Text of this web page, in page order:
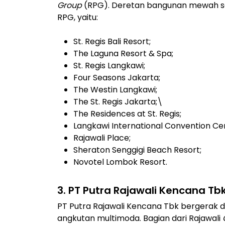
Group(RPG). Deretan bangunan mewah
RPG, yaitu:
St. Regis Bali Resort;
The Laguna Resort & Spa;
St. Regis Langkawi;
Four Seasons Jakarta;
The Westin Langkawi;
The St. Regis Jakarta;\
The Residences at St. Regis;
Langkawi International Convention
Rajawali Place;
Sheraton Senggigi Beach Resort;
Novotel Lombok Resort.
3. PT Putra Rajawali Kencana
PT Putra Rajawali Kencana Tbk
angkutan multimoda. Bagian dari Rajawali